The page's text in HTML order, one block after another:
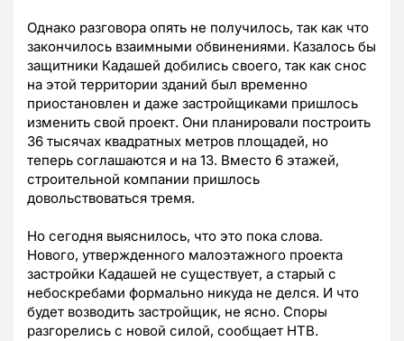
Однако разговора опять не получилось, так как что
закончилось взаимными обвинениями. Казалось бы
защитники Кадашей добились своего, так как снос
на этой территории зданий был временно
приостановлен и даже застройщиками пришлось
изменить свой проект. Они планировали построить
36 тысячах квадратных метров площадей, но
теперь соглашаются и на 13. Вместо 6 этажей,
строительной компании пришлось
довольствоваться тремя.
Но сегодня выяснилось, что это пока слова.
Нового, утвержденного малоэтажного проекта
застройки Кадашей не существует, а старый с
небоскребами формально никуда не делся. И что
будет возводить застройщик, не ясно. Споры
разгорелись с новой силой, сообщает НТВ.